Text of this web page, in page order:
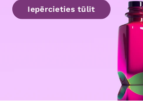
Iepērcieties tūlīt